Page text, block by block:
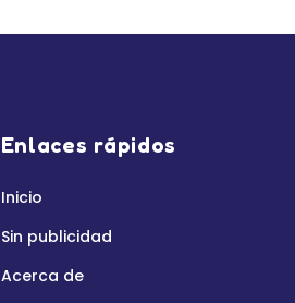
Enlaces rápidos
Inicio
Sin publicidad
Acerca de